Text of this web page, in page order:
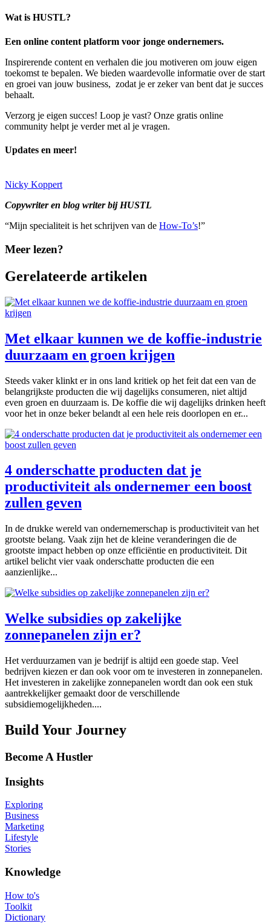
Wat is HUSTL?
Een online content platform voor jonge ondernemers.
Inspirerende content en verhalen die jou motiveren om jouw eigen
toekomst te bepalen. We bieden waardevolle informatie over de start
en groei van jouw business, zodat je er zeker van bent dat je succes
behaalt.
Verzorg je eigen succes! Loop je vast? Onze gratis online
community helpt je verder met al je vragen.
Updates en meer!
Nicky Koppert
Copywriter en blog writer bij HUSTL
“Mijn specialiteit is het schrijven van de How-To’s!”
Meer lezen?
Gerelateerde artikelen
Met elkaar kunnen we de koffie-industrie
duurzaam en groen krijgen
Steeds vaker klinkt er in ons land kritiek op het feit dat een van de
belangrijkste producten die wij dagelijks consumeren, niet altijd
even groen en duurzaam is. De koffie die wij dagelijks drinken heeft
voor het in onze beker belandt al een hele reis doorlopen en er...
4 onderschatte producten dat je
productiviteit als ondernemer een boost
zullen geven
In de drukke wereld van ondernemerschap is productiviteit van het
grootste belang. Vaak zijn het de kleine veranderingen die de
grootste impact hebben op onze efficiëntie en productiviteit. Dit
artikel belicht vier vaak onderschatte producten die een
aanzienlijke...
Welke subsidies op zakelijke
zonnepanelen zijn er?
Het verduurzamen van je bedrijf is altijd een goede stap. Veel
bedrijven kiezen er dan ook voor om te investeren in zonnepanelen.
Het investeren in zakelijke zonnepanelen wordt dan ook een stuk
aantrekkelijker gemaakt door de verschillende
subsidiemogelijkheden....
Build Your Journey
Become A Hustler
Insights
Exploring
Business
Marketing
Lifestyle
Stories
Knowledge
How to's
Toolkit
Dictionary